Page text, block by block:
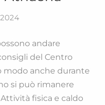
andare
del Centro
modo anche durante
si può rimanere
fisica e caldo